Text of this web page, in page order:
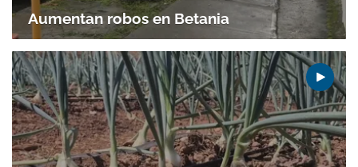
Aumentan robos en Betania